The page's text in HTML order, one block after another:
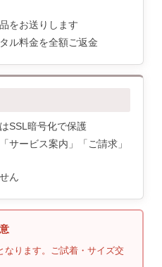
をお送りします
ル料金を全額ご返金
SSL暗号化で保護
サービス案内」「ご請求」
ん
なります。ご試着・サイズ交